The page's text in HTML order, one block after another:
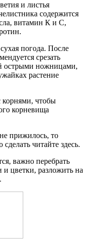
и листья
содержится
витамин К и С,
погода. После
срезать
острыми ножницами,
растение
корнями, чтобы
корневища
прижилось, то
читайте здесь.
важно перебрать
и цветки, разложить на